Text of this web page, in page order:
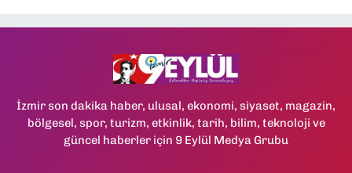
İzmir son dakika haber, ulusal, ekonomi, siyaset, magazin,
bölgesel, spor, turizm, etkinlik, tarih, bilim, teknoloji ve
güncel haberler için 9 Eylül Medya Grubu